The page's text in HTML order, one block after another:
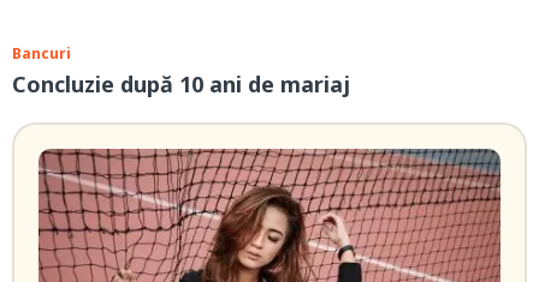
Bancuri
Concluzie după 10 ani de mariaj